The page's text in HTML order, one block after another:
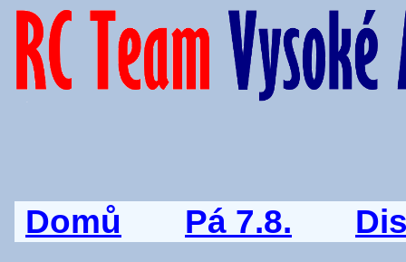
Domů Pá 7.8.